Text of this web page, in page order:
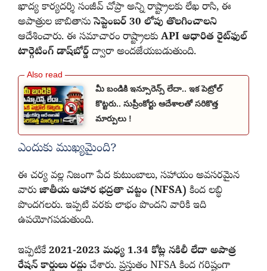
ఖాద్య కార్యదర్శి సంజీవ్ చోప్రా అన్ని రాష్ట్రాలకు లేఖ రాసి, ఈ
అపాత్రుల జాబితానుసెప్టెంబర్ 30 లోపు తొలగించాలని
ఆదేశించారు. ఈ సమాచారం రాష్ట్రాలకు API ఆధారిత రైట్‌ఫుల్
టార్గెటింగ్ డాష్‌బోర్డ్ ద్వారా అందజేయబడుతుంది.
మీ బండికి ఇన్సూరెన్స్ లేదా.. ఇక పెట్రోల్
కొట్టరు.. సుప్రీంకోర్టు ఆదేశాలతో సరికొత్త
మార్పులు !
ఎందుకు ముఖ్యమైంది?
ఈ చర్య వల్ల నిజంగా పేద కుటుంబాలు, సహాయం అవసరమైన
వారు జాతీయ ఆహార భద్రతా చట్టం (NFSA) కింద లబ్ధి
పొందగలరు. ఇప్పటి వరకు లాభం పొందని వారికి ఇది
ఉపయోగపడుతుంది.
ఇప్పటికే 2021-2023 మధ్య 1.34 కోట్ల నకిలీ లేదా అపాత్ర
రేషన్ కార్డులు రద్దు చేశారు. ప్రస్తుతం NFSA కింద గరిష్టంగా